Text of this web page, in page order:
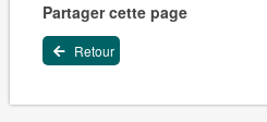
Partager cette page
Retour